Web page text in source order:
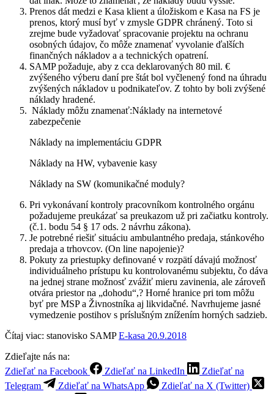
Prenos dát medzi e Kasa klient a úložiskom e Kasa na FS je
prenos, ktorý musí byť v zmysle GDPR chránený. Toto si
zrejme bude vyžadovať spracovanie projektu na ochranu
osobných údajov, čo môže znamenať vyvolanie ďalších
finančných nákladov a a technických opatrení.
SAMP požaduje, aby z cca deklarovaných 80 mil. €
zvýšeného výberu daní pre štát bol vyčlenený fond na úhradu
zvýšených nákladov u podnikateľov. Z tohto by boli zvýšené
náklady hradené.
Náklady môžu znamenať:Náklady na internetové
zabezpečenie
Náklady na implementáciu GDPR
Náklady na HW, vybavenie kasy
Náklady na SW (komunikačné moduly?
Pri vykonávaní kontroly pracovníkom kontrolného orgánu
požadujeme preukázať sa preukazom už pri začiatku kontroly.
(č.1. bodu 54 § 17 ods. 2 návrhu zákona).
Je potrebné riešiť situáciu ambulantného predaja, stánkového
predaja a trhovcov. (On line napojenie)?
Pokuty za priestupky definované v rozpätí dávajú možnosť
individuálneho prístupu ku kontrolovanému subjektu, čo dáva
na jednej strane možnosť zvážiť mieru zavinenia, ale zároveň
otvára priestor na „dohodu“,? Horné hranice pri tom môžu
byť pre MSP a Živnostníka aj likvidačné. Navrhujeme jasné
vymedzenie postihov s príslušným znížením horných sadzieb.
Čítaj viac: stanovisko SAMPE-kasa 20.9.2018
Zdieľajte nás na:
Zdieľať na Facebook
Zdieľať na LinkedIn
Zdieľať na
Telegram
Zdieľať na WhatsApp
Zdieľať na X (Twitter)